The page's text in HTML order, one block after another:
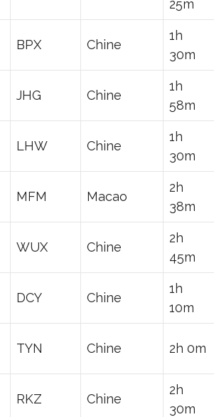
25m
BPX Chine
1h
30m
JHG Chine
1h
58m
LHW Chine
1h
30m
MFM Macao
2h
38m
WUX Chine
2h
45m
DCY Chine
1h
10m
TYN Chine 2h 0m
RKZ Chine
2h
30m